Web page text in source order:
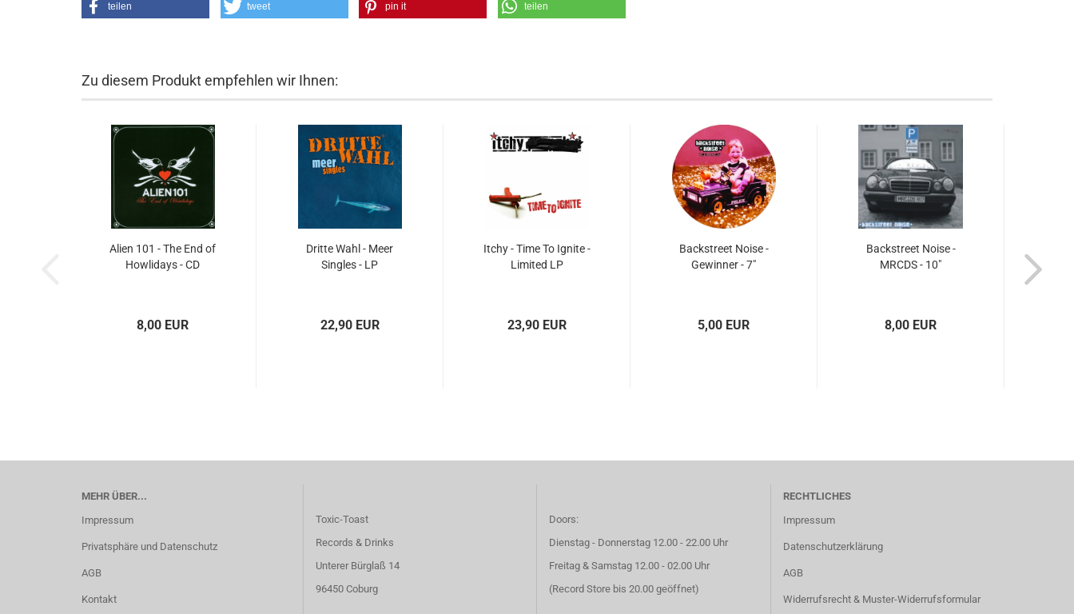
teilen tweet pin it teilen
Zu diesem Produkt empfehlen wir Ihnen:
Alien 101 - The End of
Howlidays - CD
8,00 EUR
Dritte Wahl - Meer
Singles - LP
22,90 EUR
Itchy - Time To Ignite -
Limited LP
23,90 EUR
Backstreet Noise -
Gewinner - 7"
5,00 EUR
Backstreet Noise -
MRCDS - 10"
8,00 EUR
MEHR ÜBER...
Impressum
Privatsphäre und Datenschutz
AGB
Kontakt
Toxic-Toast
Records & Drinks
Unterer Bürglaß 14
96450 Coburg
Doors:
Dienstag - Donnerstag 12.00 - 22.00 Uhr
Freitag & Samstag 12.00 - 02.00 Uhr
(Record Store bis 20.00 geöffnet)
RECHTLICHES
Impressum
Datenschutzerklärung
AGB
Widerrufsrecht & Muster-Widerrufsformular